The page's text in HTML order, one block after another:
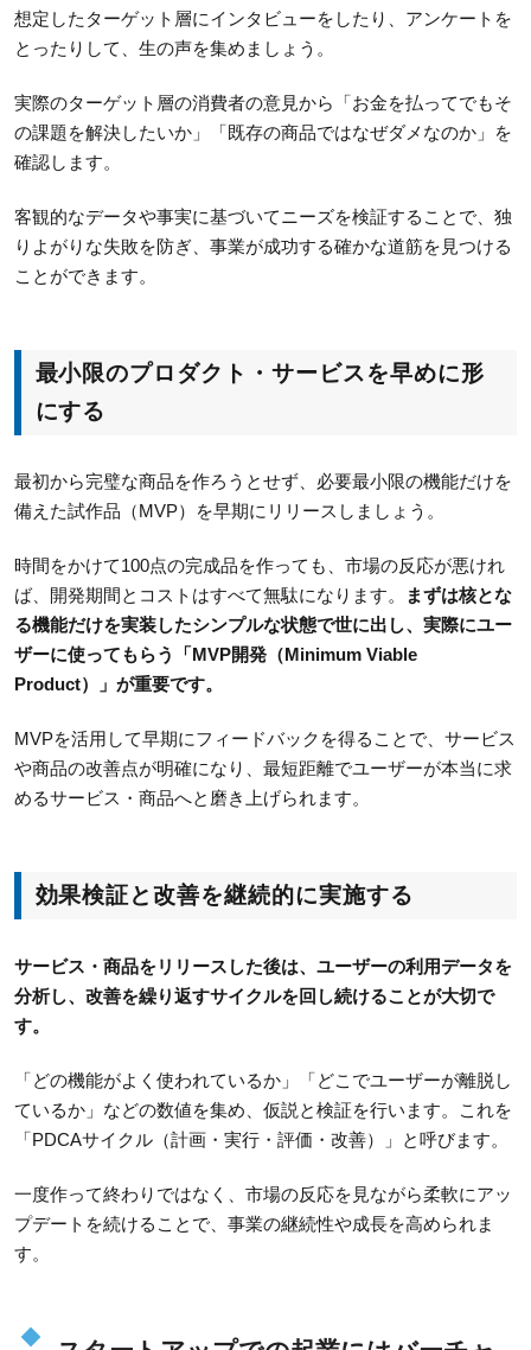
想定したターゲット層にインタビューをしたり、アンケートを
とったりして、生の声を集めましょう。
実際のターゲット層の消費者の意見から「お金を払ってでもそ
の課題を解決したいか」「既存の商品ではなぜダメなのか」を
確認します。
客観的なデータや事実に基づいてニーズを検証することで、独
りよがりな失敗を防ぎ、事業が成功する確かな道筋を見つける
ことができます。
最小限のプロダクト・サービスを早めに形
にする
最初から完璧な商品を作ろうとせず、必要最小限の機能だけを
備えた試作品（MVP）を早期にリリースしましょう。
時間をかけて100点の完成品を作っても、市場の反応が悪けれ
ば、開発期間とコストはすべて無駄になります。
まずは核とな
る機能だけを実装したシンプルな状態で世に出し、実際にユー
ザーに使ってもらう「MVP開発（Minimum Viable
Product）」が重要です。
MVPを活用して早期にフィードバックを得ることで、サービス
や商品の改善点が明確になり、最短距離でユーザーが本当に求
めるサービス・商品へと磨き上げられます。
効果検証と改善を継続的に実施する
サービス・商品をリリースした後は、ユーザーの利用データを
分析し、改善を繰り返すサイクルを回し続けることが大切で
す。
「どの機能がよく使われているか」「どこでユーザーが離脱し
ているか」などの数値を集め、仮説と検証を行います。これを
「PDCAサイクル（計画・実行・評価・改善）」と呼びます。
一度作って終わりではなく、市場の反応を見ながら柔軟にアッ
プデートを続けることで、事業の継続性や成長を高められま
す。